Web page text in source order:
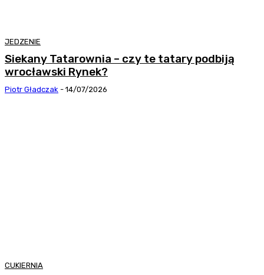
JEDZENIE
Siekany Tatarownia – czy te tatary podbiją
wrocławski Rynek?
Piotr Gładczak - 14/07/2026
CUKIERNIA